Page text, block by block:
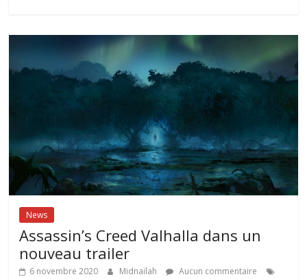
News
Assassin’s Creed Valhalla dans un
nouveau trailer
6 novembre 2020 Midnailah
Aucun commentaire